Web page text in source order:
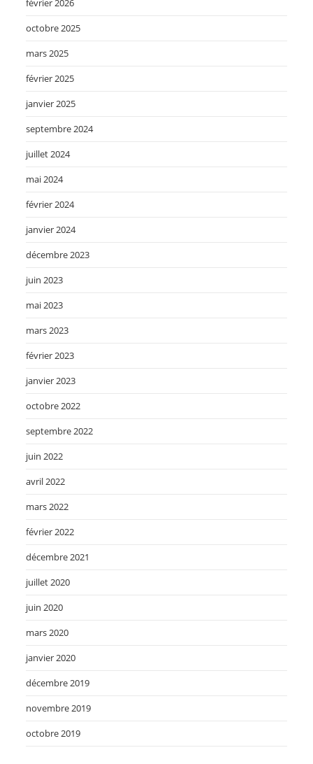
février 2026
octobre 2025
mars 2025
février 2025
janvier 2025
septembre 2024
juillet 2024
mai 2024
février 2024
janvier 2024
décembre 2023
juin 2023
mai 2023
mars 2023
février 2023
janvier 2023
octobre 2022
septembre 2022
juin 2022
avril 2022
mars 2022
février 2022
décembre 2021
juillet 2020
juin 2020
mars 2020
janvier 2020
décembre 2019
novembre 2019
octobre 2019